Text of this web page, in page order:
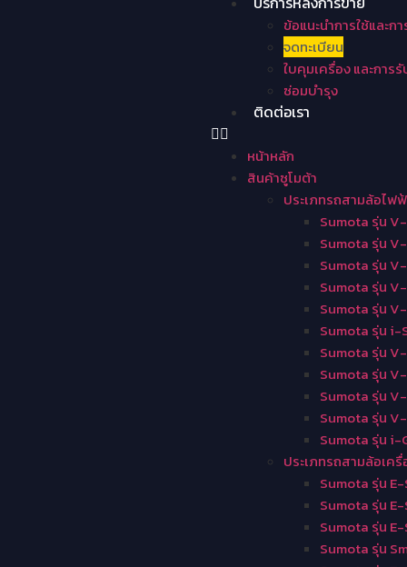
ข้อแนะนำการใช้และก
จดทะเบียน
ใบคุมเครื่อง และการ
ซ่อมบำรุง
ติดต่อเรา
หน้าหลัก
สินค้าซูโมต้า
ประเภทรถสามล้อไฟ
Sumota รุ่น
Sumota รุ่น
Sumota รุ่น
Sumota รุ่น
Sumota รุ่น
Sumota รุ่น i-
Sumota รุ่น
Sumota รุ่น
Sumota รุ่น
Sumota รุ่น
Sumota รุ่น i-
ประเภทรถสามล้อเค
Sumota รุ่น
Sumota รุ่น
Sumota รุ่น
Sumota รุ่น